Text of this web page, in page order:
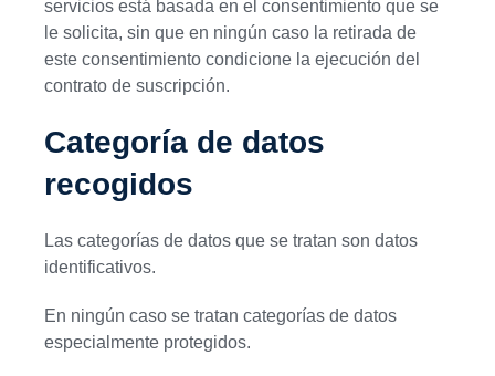
servicios está basada en el consentimiento que se
le solicita, sin que en ningún caso la retirada de
este consentimiento condicione la ejecución del
contrato de suscripción.
Categoría de datos
recogidos
Las categorías de datos que se tratan son datos
identificativos.
En ningún caso se tratan categorías de datos
especialmente protegidos.